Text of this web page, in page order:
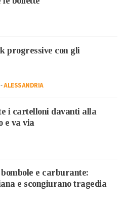
progressive con gli
-ALESSANDRIA
i cartelloni davanti alla
e va via
e carburante:
e scongiurano tragedia